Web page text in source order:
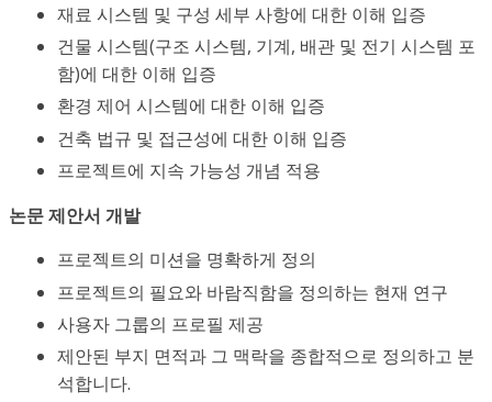
재료 시스템 및 구성 세부 사항에 대한 이해 입증
건물 시스템(구조 시스템, 기계, 배관 및 전기 시스템 포
함)에 대한 이해 입증
환경 제어 시스템에 대한 이해 입증
건축 법규 및 접근성에 대한 이해 입증
프로젝트에 지속 가능성 개념 적용
논문 제안서 개발
프로젝트의 미션을 명확하게 정의
프로젝트의 필요와 바람직함을 정의하는 현재 연구
사용자 그룹의 프로필 제공
제안된 부지 면적과 그 맥락을 종합적으로 정의하고 분
석합니다.